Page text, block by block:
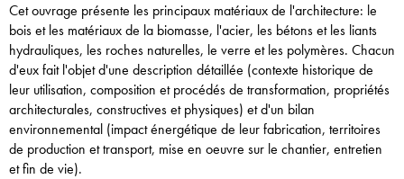
Cet ouvrage présente les principaux matériaux de l'architecture: le
bois et les matériaux de la biomasse, l'acier, les bétons et les liants
hydrauliques, les roches naturelles, le verre et les polymères. Chacun
d'eux fait l'objet d'une description détaillée (contexte historique de
leur utilisation, composition et procédés de transformation, propriétés
architecturales, constructives et physiques) et d'un bilan
environnemental (impact énergétique de leur fabrication, territoires
de production et transport, mise en oeuvre sur le chantier, entretien
et fin de vie).